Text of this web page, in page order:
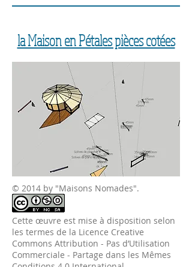
la Maison en Pétales pièces cotées
© 2014 by "Maisons Nomades".
Cette œuvre est mise à disposition selon
les termes de la Licence Creative
Commons Attribution - Pas d’Utilisation
Commerciale - Partage dans les Mêmes